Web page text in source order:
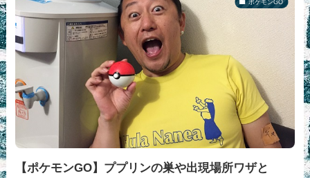
ポケモンGO
【ポケモンGO】ププリンの巣や出現場所ワザと